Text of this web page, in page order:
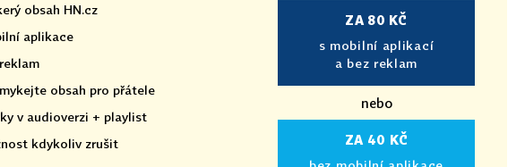
obsah HN.cz
aplikace
obsah pro přátele
v audioverzi + playlist
kdykoliv zrušit
ZA 80 KČ
s mobilní aplikací
a bez reklam
nebo
ZA 40 KČ